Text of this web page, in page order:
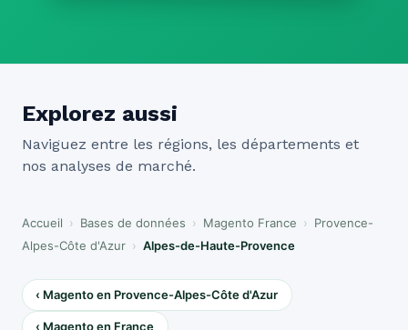
Explorez aussi
Naviguez entre les régions, les départements et
nos analyses de marché.
Accueil › Bases de données › Magento France › Provence-
Alpes-Côte d'Azur › Alpes-de-Haute-Provence
‹ Magento en Provence-Alpes-Côte d'Azur
‹ Magento en France